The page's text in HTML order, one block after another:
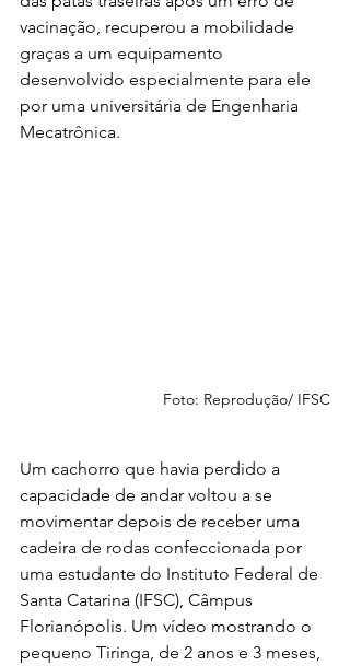
vacinação, recuperou a mobilidade
graças a um equipamento
desenvolvido especialmente para ele
por uma universitária de Engenharia
Mecatrônica.
Foto: Reprodução/ IFSC
Um cachorro que havia perdido a
capacidade de andar voltou a se
movimentar depois de receber uma
cadeira de rodas confeccionada por
uma estudante do Instituto Federal de
Santa Catarina (IFSC), Câmpus
Florianópolis. Um vídeo mostrando o
pequeno Tiringa, de 2 anos e 3 meses,